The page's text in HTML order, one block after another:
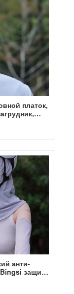
платок,
верховой
шелка,
шеи
анти-
защита
маска
для шеи